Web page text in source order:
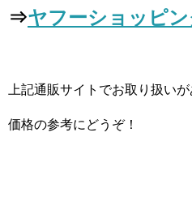
⇒ヤフーショッピ
上記通販サイトでお取り扱いが
価格の参考にどうぞ！